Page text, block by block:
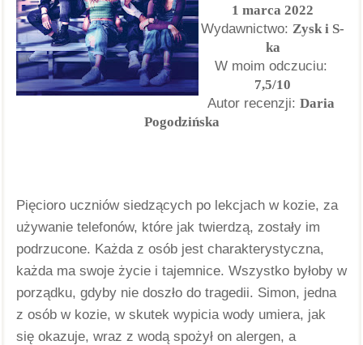
1 marca 2022
Wydawnictwo: Zysk i S-
ka
7,5/10
Autor recenzji: Daria
Pogodzińska
Pięcioro uczniów siedzących po lekcjach w kozie, za
używanie telefonów, które jak twierdzą, zostały im
podrzucone. Każda z osób jest charakterystyczna,
każda ma swoje życie i tajemnice. Wszystko byłoby w
porządku, gdyby nie doszło do tragedii. Simon, jedna
z osób w kozie, w skutek wypicia wody umiera, jak
się okazuje, wraz z wodą spożył on alergen, a